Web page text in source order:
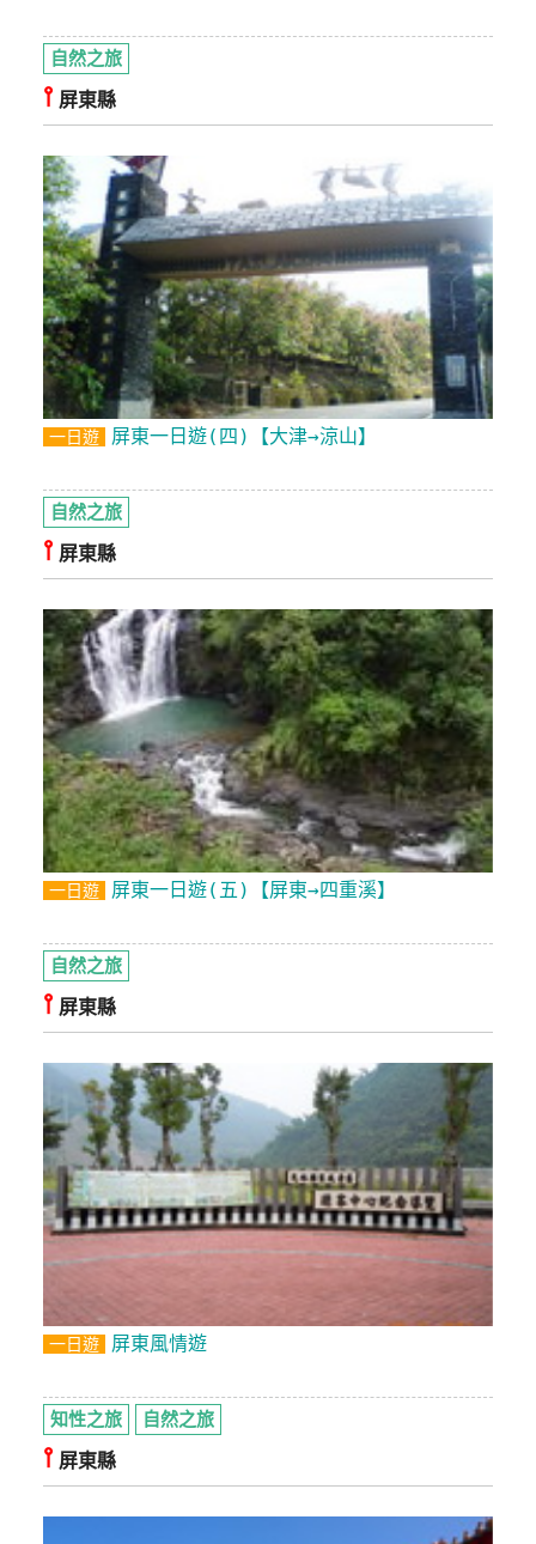
請
款
收
據
合
作
提
案
飯
合
商
合
作
旅
伴
計
劃
商
品
傳
自然之旅
⫯ 屏東縣
一日遊 屏東一日遊(四)【大津→涼山】
自然之旅
⫯ 屏東縣
一日遊 屏東一日遊(五)【屏東→四重溪】
自然之旅
⫯ 屏東縣
一日遊 屏東風情遊
知性之旅 自然之旅
⫯ 屏東縣